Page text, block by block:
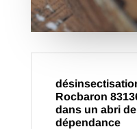
Rocbaron
dans un abri
dépendance